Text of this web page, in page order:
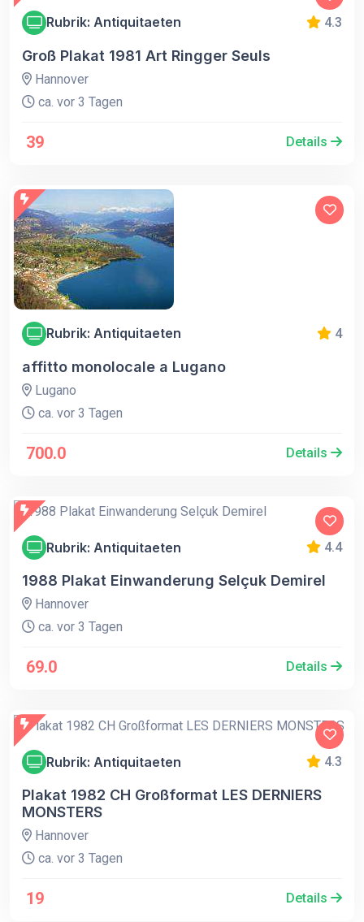
Rubrik: Antiquitaeten 4.3
Groß Plakat 1981 Art Ringger Seuls
Hannover
ca. vor 3 Tagen
39 Details
Rubrik: Antiquitaeten 4
affitto monolocale a Lugano
Lugano
ca. vor 3 Tagen
700.0 Details
Rubrik: Antiquitaeten 4.4
1988 Plakat Einwanderung Selçuk Demirel
Hannover
ca. vor 3 Tagen
69.0 Details
Rubrik: Antiquitaeten 4.3
Plakat 1982 CH Großformat LES DERNIERS
MONSTERS
Hannover
ca. vor 3 Tagen
19 Details